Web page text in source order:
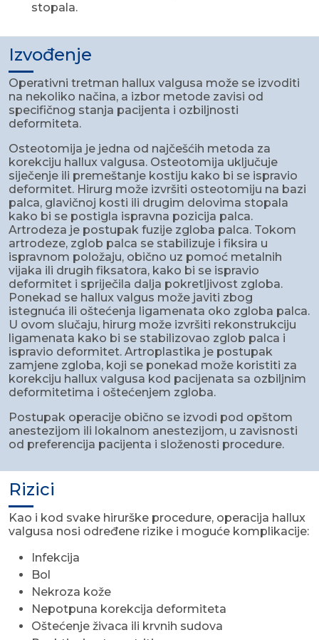
stopala.
Izvođenje
Operativni tretman hallux valgusa može se izvoditi
na nekoliko načina, a izbor metode zavisi od
specifičnog stanja pacijenta i ozbiljnosti
deformiteta.
Osteotomija je jedna od najčešćih metoda za
korekciju hallux valgusa. Osteotomija uključuje
siječenje ili premeštanje kostiju kako bi se ispravio
deformitet. Hirurg može izvršiti osteotomiju na bazi
palca, glavičnoj kosti ili drugim delovima stopala
kako bi se postigla ispravna pozicija palca.
Artrodeza je postupak fuzije zgloba palca. Tokom
artrodeze, zglob palca se stabilizuje i fiksira u
ispravnom položaju, obično uz pomoć metalnih
vijaka ili drugih fiksatora, kako bi se ispravio
deformitet i spriječila dalja pokretljivost zgloba.
Ponekad se hallux valgus može javiti zbog
istegnuća ili oštećenja ligamenata oko zgloba palca.
U ovom slučaju, hirurg može izvršiti rekonstrukciju
ligamenata kako bi se stabilizovao zglob palca i
ispravio deformitet. Artroplastika je postupak
zamjene zgloba, koji se ponekad može koristiti za
korekciju hallux valgusa kod pacijenata sa ozbiljnim
deformitetima i oštećenjem zgloba.
Postupak operacije obično se izvodi pod opštom
anestezijom ili lokalnom anestezijom, u zavisnosti
od preferencija pacijenta i složenosti procedure.
Rizici
Kao i kod svake hirurške procedure, operacija hallux
valgusa nosi određene rizike i moguće komplikacije:
Infekcija
Bol
Nekroza kože
Nepotpuna korekcija deformiteta
Oštećenje živaca ili krvnih sudova